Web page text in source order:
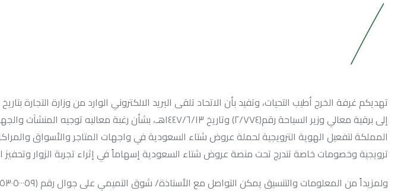
إلى برقية معالي وزير السياحة رقم(٢/٧٧٤) وتاريخ ١٤٤٧/٦/١٣هـ، بشأن رغبة
المملكة لتفعيل الهوية الترويجية لحملة عروض شتاء السعودية في واجهات المتاجر والأسواق
ترويجية وخصومات خاصة تندرج تحت منصة عروض شتاء السعودية إسهاماً في إثراء تجربة الزوار وتحفيز